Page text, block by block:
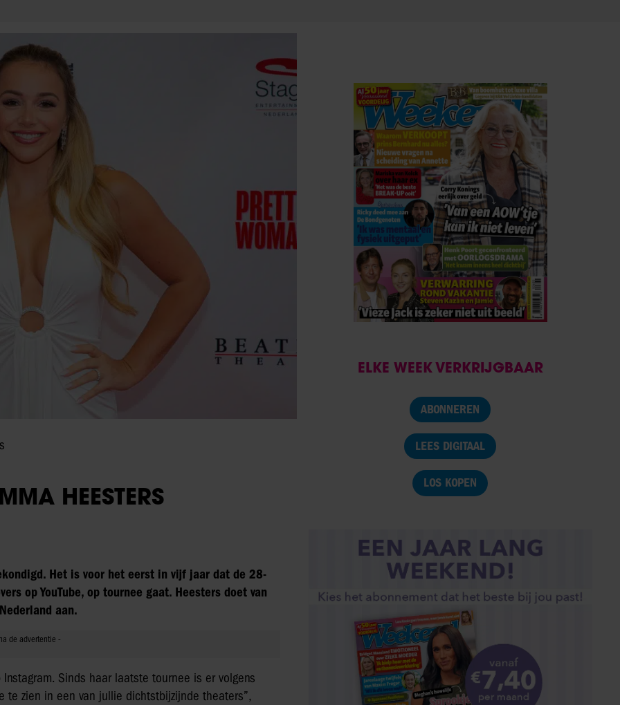
HEESTERS
Het is voor het eerst in vijf jaar dat de 28-
op YouTube, op tournee gaat. Heesters doet van
aan.
Sinds haar laatste tournee is er volgens
te zien in een van jullie dichtstbijzijnde theaters”,
ELKE WEEK VERKRIJGBAAR
ABONNEREN
LEES DIGITAAL
LOS KOPEN